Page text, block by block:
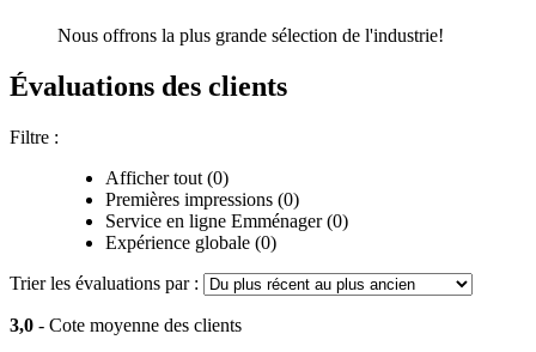
Nous offrons la plus grande sélection de l'industrie!
Évaluations des clients
Filtre :
Afficher tout (0)
Premières impressions (0)
Service en ligne Emménager (0)
Expérience globale (0)
Trier les évaluations par :
3,0 - Cote moyenne des clients